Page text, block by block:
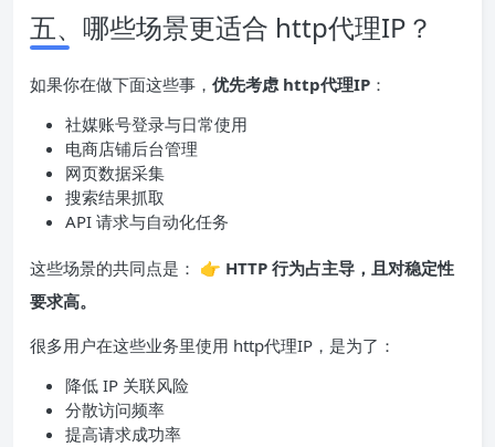
五、哪些场景更适合 http代理IP？
如果你在做下面这些事， 优先考虑 http代理IP ：
社媒账号登录与日常使用
电商店铺后台管理
网页数据采集
搜索结果抓取
API 请求与自动化任务
这些场景的共同点是： 👉 HTTP 行为占主导，且对稳定性
要求高。
很多用户在这些业务里使用 http代理IP，是为了：
降低 IP 关联风险
分散访问频率
提高请求成功率